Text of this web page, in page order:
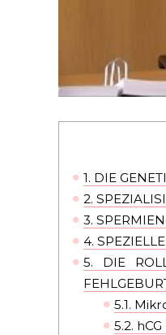
1. DIE
2.
3.
4.
5. DIE
5.1.
5.2.